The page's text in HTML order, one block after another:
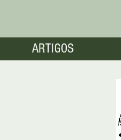
ARTIGOS